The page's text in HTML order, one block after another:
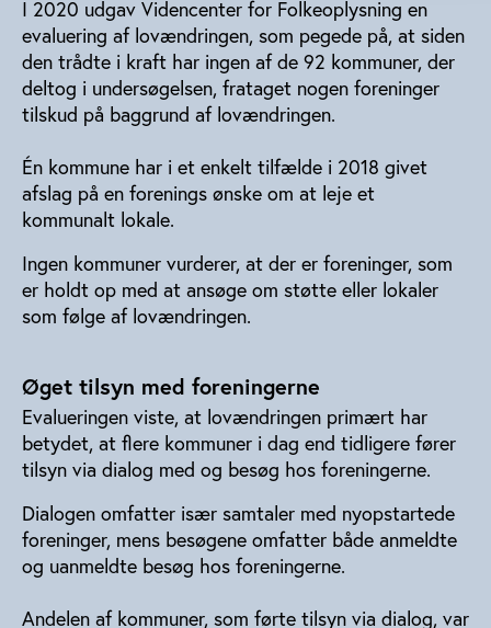
I 2020 udgav Videncenter for Folkeoplysning en
evaluering af lovændringen, som pegede på, at siden
den trådte i kraft har ingen af de 92 kommuner, der
deltog i undersøgelsen, frataget nogen foreninger
tilskud på baggrund af lovændringen.
Én kommune har i et enkelt tilfælde i 2018 givet
afslag på en forenings ønske om at leje et
kommunalt lokale.
Ingen kommuner vurderer, at der er foreninger, som
er holdt op med at ansøge om støtte eller lokaler
som følge af lovændringen.
Øget tilsyn med foreningerne
Evalueringen viste, at lovændringen primært har
betydet, at flere kommuner i dag end tidligere fører
tilsyn via dialog med og besøg hos foreningerne.
Dialogen omfatter især samtaler med nyopstartede
foreninger, mens besøgene omfatter både anmeldte
og uanmeldte besøg hos foreningerne.
Andelen af kommuner, som førte tilsyn via dialog, var